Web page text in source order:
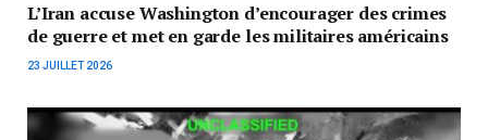
L’Iran accuse Washington d’encourager des crimes
de guerre et met en garde les militaires américains
23 JUILLET 2026